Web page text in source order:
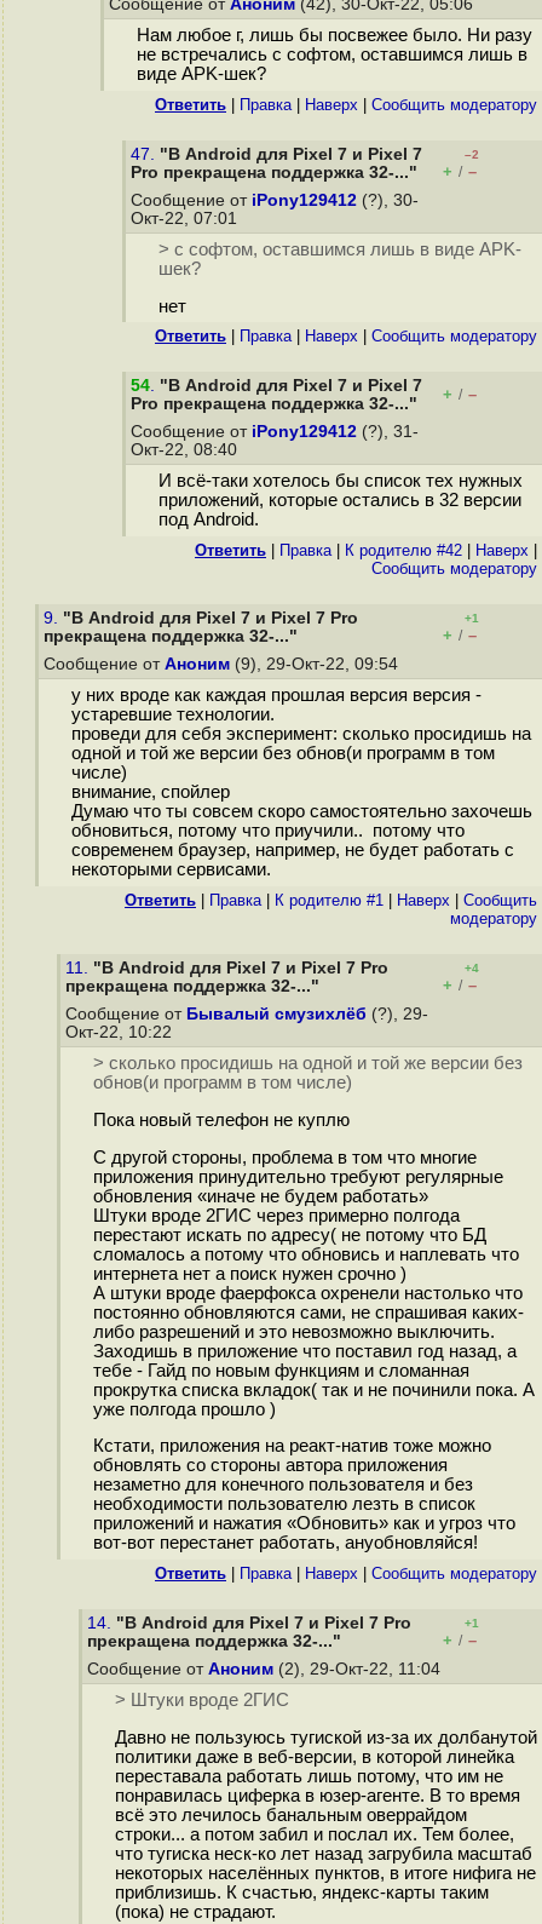
Сообщение от Аноним (42), 30-Окт-22, 05:06
Нам любое г, лишь бы посвежее было. Ни разу
не встречались с софтом, оставшимся лишь в
виде APK-шек?
Ответить Правка| Наверх Cообщить модератору
47. "В Android для Pixel 7 и Pixel 7
Pro прекращена поддержка 32-..."
–2
+ / –
Сообщение от iPony129412 (?), 30-
Окт-22, 07:01
> с софтом, оставшимся лишь в виде APK-
шек?
нет
Ответить Правка| Наверх Cообщить модератору
54. "В Android для Pixel 7 и Pixel 7
Pro прекращена поддержка 32-..."
+ / –
Сообщение от iPony129412 (?), 31-
Окт-22, 08:40
И всё-таки хотелось бы список тех нужных
приложений, которые остались в 32 версии
под Android.
Ответить Правка| К родителю #42 Наверх
Cообщить модератору
9. "В Android для Pixel 7 и Pixel 7 Pro
прекращена поддержка 32-..."
+1
+ / –
Сообщение от Аноним (9), 29-Окт-22, 09:54
у них вроде как каждая прошлая версия версия -
устаревшие технологии.
проведи для себя эксперимент: сколько просидишь на
одной и той же версии без обнов(и программ в том
числе)
внимание, спойлер
Думаю что ты совсем скоро самостоятельно захочешь
обновиться, потому что приучили.. потому что
современем браузер, например, не будет работать с
некоторыми сервисами.
Ответить Правка| К родителю #1 Наверх
Cообщить
модератору
11. "В Android для Pixel 7 и Pixel 7 Pro
прекращена поддержка 32-..."
+4
+ / –
Сообщение от Бывалый смузихлёб (?), 29-
Окт-22, 10:22
> сколько просидишь на одной и той же версии без
обнов(и программ в том числе)
Пока новый телефон не куплю
С другой стороны, проблема в том что многие
приложения принудительно требуют регулярные
обновления «иначе не будем работать»
Штуки вроде 2ГИС через примерно полгода
перестают искать по адресу( не потому что БД
сломалось а потому что обновись и наплевать что
интернета нет а поиск нужен срочно )
А штуки вроде фаерфокса охренели настолько что
постоянно обновляются сами, не спрашивая каких-
либо разрешений и это невозможно выключить.
Заходишь в приложение что поставил год назад, а
тебе - Гайд по новым функциям и сломанная
прокрутка списка вкладок( так и не починили пока. А
уже полгода прошло )
Кстати, приложения на реакт-натив тоже можно
обновлять со стороны автора приложения
незаметно для конечного пользователя и без
необходимости пользователю лезть в список
приложений и нажатия «Обновить» как и угроз что
вот-вот перестанет работать, ануобновляйся!
Ответить Правка| Наверх Cообщить модератору
14. "В Android для Pixel 7 и Pixel 7 Pro
прекращена поддержка 32-..."
+1
+ / –
Сообщение от Аноним (2), 29-Окт-22, 11:04
> Штуки вроде 2ГИС
Давно не пользуюсь тугиской из-за их долбанутой
политики даже в веб-версии, в которой линейка
переставала работать лишь потому, что им не
понравилась циферка в юзер-агенте. В то время
всё это лечилось банальным оверрайдом
строки... а потом забил и послал их. Тем более,
что тугиска неск-ко лет назад загрубила масштаб
некоторых населённых пунктов, в итоге нифига не
приблизишь. К счастью, яндекс-карты таким
(пока) не страдают.